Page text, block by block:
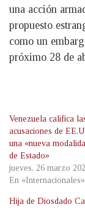
una acción
propuesto
como un
próximo 28 de
Venezuela califica
acusaciones de
una «nueva
de Estado»
jueves, 26 marzo
En «Internacionales»
Hija de Diosdado